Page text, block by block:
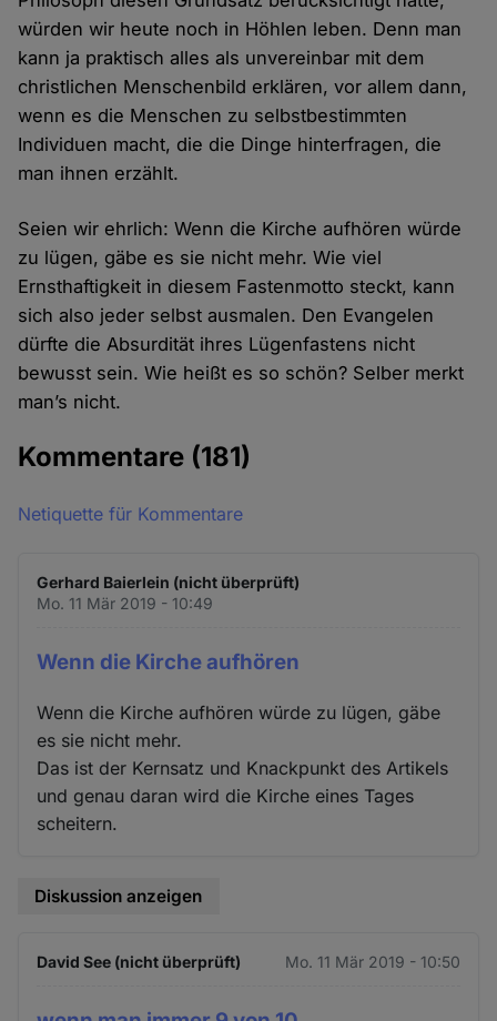
würden wir heute noch in Höhlen leben. Denn man
kann ja praktisch alles als unvereinbar mit dem
christlichen Menschenbild erklären, vor allem dann,
wenn es die Menschen zu selbstbestimmten
Individuen macht, die die Dinge hinterfragen, die
man ihnen erzählt.
Seien wir ehrlich: Wenn die Kirche aufhören würde
zu lügen, gäbe es sie nicht mehr. Wie viel
Ernsthaftigkeit in diesem Fastenmotto steckt, kann
sich also jeder selbst ausmalen. Den Evangelen
dürfte die Absurdität ihres Lügenfastens nicht
bewusst sein. Wie heißt es so schön? Selber merkt
man’s nicht.
Kommentare (181)
Netiquette für Kommentare
Gerhard Baierlein (nicht überprüft)
Mo. 11 Mär 2019 - 10:49
Wenn die Kirche aufhören
Wenn die Kirche aufhören würde zu lügen, gäbe
es sie nicht mehr.
Das ist der Kernsatz und Knackpunkt des Artikels
und genau daran wird die Kirche eines Tages
scheitern.
Diskussion anzeigen
David See (nicht überprüft) Mo. 11 Mär 2019 - 10:50